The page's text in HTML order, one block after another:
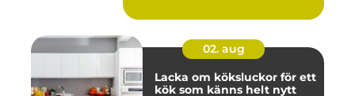
02. aug
Lacka om köksluckor för ett
kök som känns helt nytt